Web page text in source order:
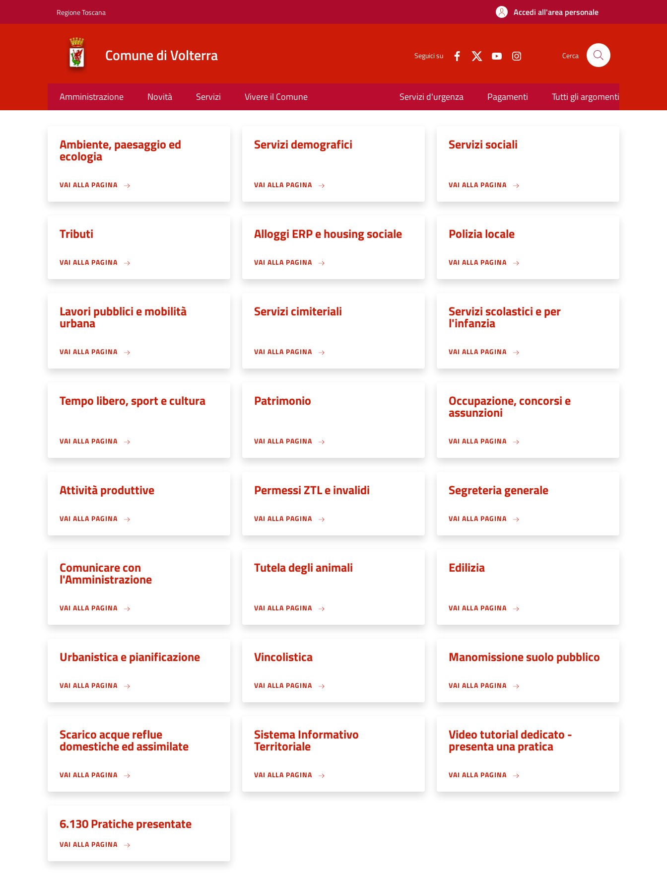
Regione Toscana Accedi all'area personale
Comune di Volterra Seguici su Cerca
Amministrazione Novità Servizi Vivere il Comune Servizi d'urgenza Pagamenti Tutti gli argomenti
Ambiente, paesaggio ed
ecologia
VAI ALLA PAGINA
Servizi demografici
VAI ALLA PAGINA
Servizi sociali
VAI ALLA PAGINA
Tributi
VAI ALLA PAGINA
Alloggi ERP e housing sociale
VAI ALLA PAGINA
Polizia locale
VAI ALLA PAGINA
Lavori pubblici e mobilità
urbana
VAI ALLA PAGINA
Servizi cimiteriali
VAI ALLA PAGINA
Servizi scolastici e per
l'infanzia
VAI ALLA PAGINA
Tempo libero, sport e cultura
VAI ALLA PAGINA
Patrimonio
VAI ALLA PAGINA
Occupazione, concorsi e
assunzioni
VAI ALLA PAGINA
Attività produttive
VAI ALLA PAGINA
Permessi ZTL e invalidi
VAI ALLA PAGINA
Segreteria generale
VAI ALLA PAGINA
Comunicare con
l'Amministrazione
VAI ALLA PAGINA
Tutela degli animali
VAI ALLA PAGINA
Edilizia
VAI ALLA PAGINA
Urbanistica e pianificazione
VAI ALLA PAGINA
Vincolistica
VAI ALLA PAGINA
Manomissione suolo pubblico
VAI ALLA PAGINA
Scarico acque reflue
domestiche ed assimilate
VAI ALLA PAGINA
Sistema Informativo
Territoriale
VAI ALLA PAGINA
Video tutorial dedicato -
presenta una pratica
VAI ALLA PAGINA
6.130 Pratiche presentate
VAI ALLA PAGINA